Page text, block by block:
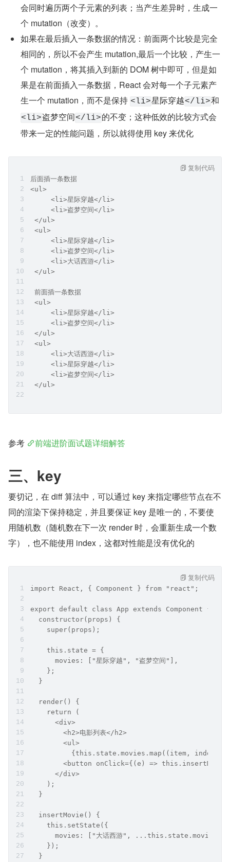
会同时遍历两个子元素的列表；当产生差异时，生成一
个 mutation（改变）。
如果在最后插入一条数据的情况：前面两个比较是完全
相同的，所以不会产生 mutation,最后一个比较，产生一
个 mutation，将其插入到新的 DOM 树中即可，但是如
果是在前面插入一条数据，React 会对每一个子元素产
生一个 mutation，而不是保持 <li>星际穿越</li>和
<li>盗梦空间</li>的不变；这种低效的比较方式会
带来一定的性能问题，所以就得使用 key 来优化
后面插一条数据
<ul>
     <li>星际穿越</li>
     <li>盗梦空间</li>
</ul>
<ul>
     <li>星际穿越</li>
     <li>盗梦空间</li>
     <li>大话西游</li>
</ul>
前面插一条数据
<ul>
     <li>星际穿越</li>
     <li>盗梦空间</li>
</ul>
<ul>
     <li>大话西游</li>
     <li>星际穿越</li>
     <li>盗梦空间</li>
</ul>
复制代码
参考 前端进阶面试题详细解答
三、key
要切记，在 diff 算法中，可以通过 key 来指定哪些节点在不
同的渲染下保持稳定，并且要保证 key 是唯一的，不要使
用随机数（随机数在下一次 render 时，会重新生成一个数
字），也不能使用 index，这都对性能是没有优化的
import React, { Component } from "react";
export default class App extends Component {
  constructor(props) {
    super(props);
    this.state = {
      movies: ["星际穿越", "盗梦空间"],
    };
  }
  render() {
    return (
      <div>
        <h2>电影列表</h2>
        <ul>
{this.state.movies.map((item, index)
<button onClick={(e) =>
      </div>
    );
  }
  insertMovie() {
    this.setState({
      movies: ["大话西游", ...this.state.movies],
    });
  }
复制代码